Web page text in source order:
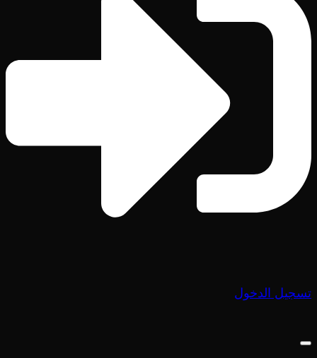
تسجيل الدخول